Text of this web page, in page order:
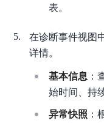
表。
在诊断事件视图
详情。
基本信息 ：
始时间、持
异常快照 ：